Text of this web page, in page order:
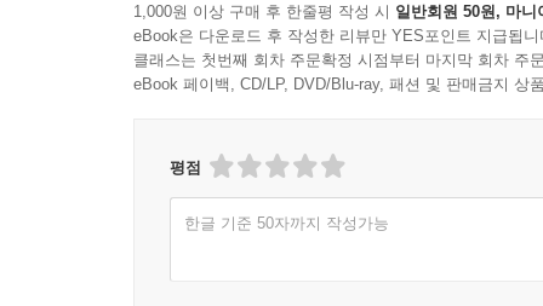
1,000원 이상 구매 후 한줄평 작성 시 일반회원 50원, 마니
eBook은 다운로드 후 작성한 리뷰만 YES포인트 지급됩니
클래스는 첫번째 회차 주문확정 시점부터 마지막 회차 주
eBook 페이백, CD/LP, DVD/Blu-ray, 패션 및 판매금지 상
평점
한글 기준 50자까지 작성가능